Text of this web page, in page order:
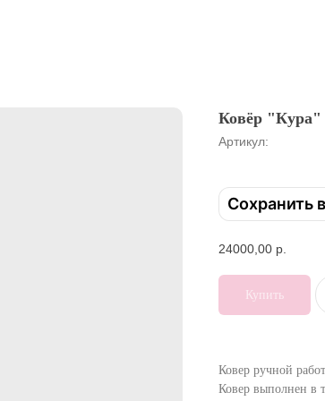
Ковёр "Кура"
Артикул:
Сохранить
24000,00 р.
Купить
Ковер ручной
Ковер выполнен в